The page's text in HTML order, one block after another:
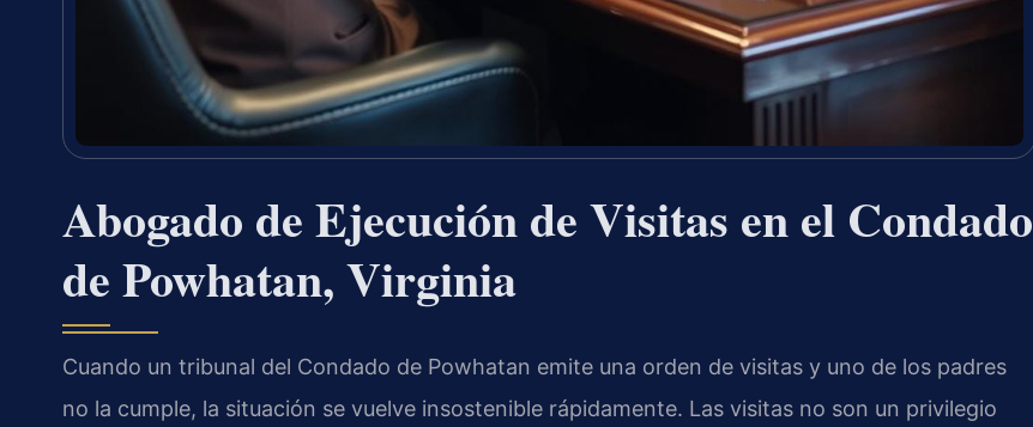
Abogado de Ejecución de Visitas en el Condado
de Powhatan, Virginia
Cuando un tribunal del Condado de Powhatan emite una orden de visitas y uno de los padres
no la cumple, la situación se vuelve insostenible rápidamente. Las visitas no son un privilegio